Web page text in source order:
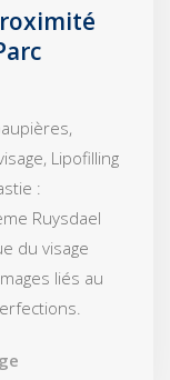
Lipofilling
:
Ruysdael
du visage
liés au